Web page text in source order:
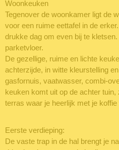
Woonkeuken
Tegenover de woonkamer ligt de
voor een ruime eettafel in de
drukke dag om even bij te
parketvloer.
De gezellige, ruime en lichte
achterzijde, in witte kleurstelling
gasfornuis, vaatwasser, combi-
keuken komt uit op de achter
terras waar je heerlijk met je
Eerste verdieping:
De vaste trap in de hal brengt je